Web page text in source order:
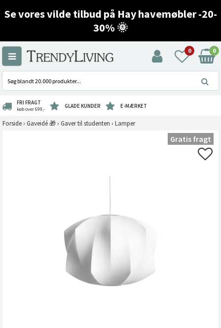
Se vores vilde tilbud på Hay havemøbler -20-
30% 🌞
0 0
FRI FRAGT
køb over 699,- GLADE KUNDER E-MÆRKET
Forside › Gaveidé 🎁 › Gaver til studenten › Lamper
Gratis fragt